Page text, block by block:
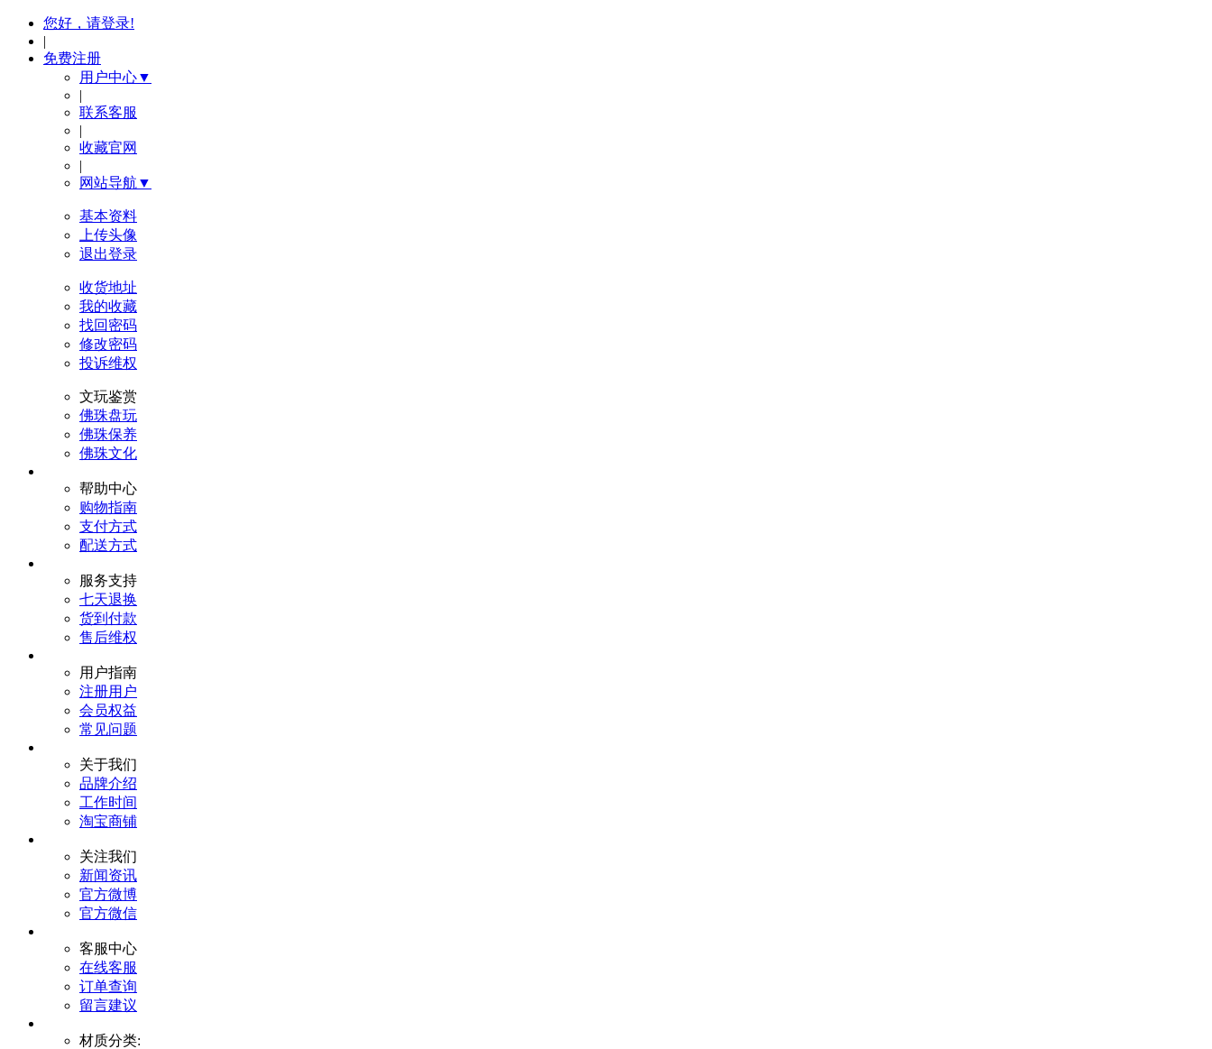
您好，请登录!
|
免费注册
用户中心▼
|
联系客服
|
收藏官网
|
网站导航▼
基本资料
上传头像
退出登录
收货地址
我的收藏
找回密码
修改密码
投诉维权
文玩鉴赏
佛珠盘玩
佛珠保养
佛珠文化
帮助中心
购物指南
支付方式
配送方式
服务支持
七天退换
货到付款
售后维权
用户指南
注册用户
会员权益
常见问题
关于我们
品牌介绍
工作时间
淘宝商铺
关注我们
新闻资讯
官方微博
官方微信
客服中心
在线客服
订单查询
留言建议
材质分类: